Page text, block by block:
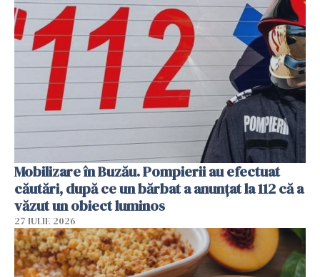
Mobilizare în Buzău. Pompierii au efectuat
căutări, după ce un bărbat a anunțat la 112 că a
văzut un obiect luminos
27 IULIE 2026